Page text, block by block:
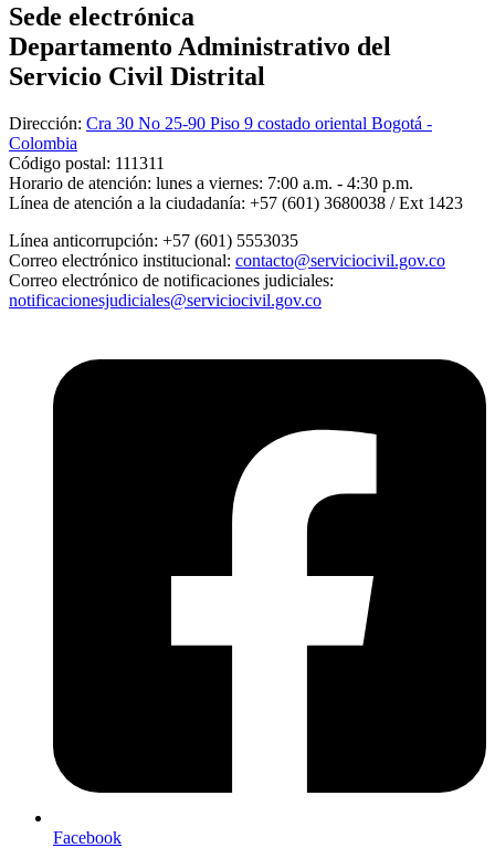
Sede electrónica
Departamento Administrativo del
Servicio Civil Distrital
Dirección: Cra 30 No 25-90 Piso 9 costado oriental Bogotá -
Colombia
Código postal: 111311
Horario de atención: lunes a viernes: 7:00 a.m. - 4:30 p.m.
Línea de atención a la ciudadanía: +57 (601) 3680038 / Ext 1423
Línea anticorrupción: +57 (601) 5553035
Correo electrónico institucional: contacto@serviciocivil.gov.co
Correo electrónico de notificaciones judiciales:
notificacionesjudiciales@serviciocivil.gov.co
Facebook